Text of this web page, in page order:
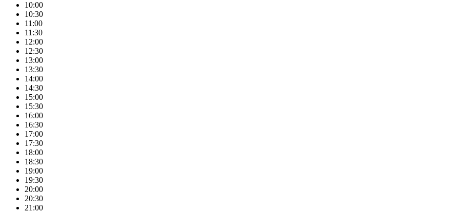
10:00
10:30
11:00
11:30
12:00
12:30
13:00
13:30
14:00
14:30
15:00
15:30
16:00
16:30
17:00
17:30
18:00
18:30
19:00
19:30
20:00
20:30
21:00